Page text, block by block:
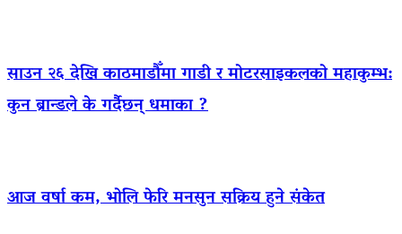
साउन २६ देखि काठमाडौँमा गाडी र मोटरसाइकलको महाकुम्भ:
कुन ब्रान्डले के गर्दैछन् धमाका ?
आज वर्षा कम, भोलि फेरि मनसुन सक्रिय हुने संकेत